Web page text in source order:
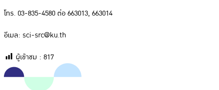
โทร. 03-835-4580 ต่อ 663013, 663014
อีเมล: sci-src@ku.th
ผู้เข้าชม : 817